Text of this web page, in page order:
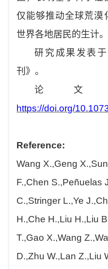
仅能够推动全球荒漠
世界各地居民的生计。
研究成果发表
刊》。
论文
https://doi.org/
Reference:
Wang X.,Geng
F.,Chen S.,Peñuelas
C.,Stringer L.,Ye
H.,Che H.,Liu H.,Liu
T.,Gao X.,Wang
D.,Zhu W.,Lan Z.,Liu